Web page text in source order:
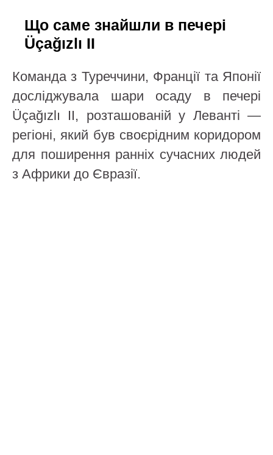
Що саме знайшли в печері
Üçağızlı II
Команда з Туреччини, Франції та Японії
досліджувала шари осаду в печері
Üçağızlı II, розташованій у Леванті —
регіоні, який був своєрідним коридором
для поширення ранніх сучасних людей
з Африки до Євразії.